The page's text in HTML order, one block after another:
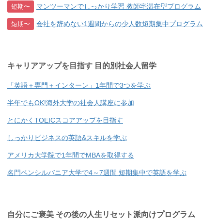
短期〜 マンツーマンでしっかり学習 教師宅滞在型プログラム
短期〜 会社を辞めない1週間からの少人数短期集中プログラム
キャリアアップを目指す 目的別社会人留学
「英語＋専門＋インターン」1年間で3つを学ぶ
半年でもOK!海外大学の社会人講座に参加
とにかくTOEICスコアアップを目指す
しっかりビジネスの英語&スキルを学ぶ
アメリカ大学院で1年間でMBAを取得する
名門ペンシルバニア大学で4～7週間 短期集中で英語を学ぶ
自分にご褒美 その後の人生リセット派向けプログラム